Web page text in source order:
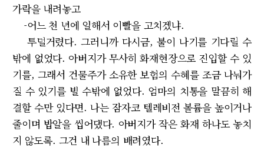
가락을 내려놓고
-어느 천 년에 일해서 이빨을 고치겠냐.
투덜거렸다. 그러니까 다시금, 불이 나기를 기다릴 수
밖에 없었다. 아버지가 무사히 화재현장으로 진입할 수 있
기를, 그래서 건물주가 소유한 보험의 수혜를 조금 나눠가
질 수 있기를 빌 수밖에 없었다. 엄마의 치통을 말끔히 해
결할 수만 있다면. 나는 잠자코 텔레비전 볼륨을 높이거나
줄이며 밥알을 씹어댔다. 아버지가 작은 화재 하나도 놓치
지 않도록. 그건 내 나름의 배려였다.